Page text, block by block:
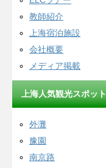
教師紹介
上海宿泊施設
会社概要
メディア掲載
上海人気観光スポット
外灘
豫園
南京路